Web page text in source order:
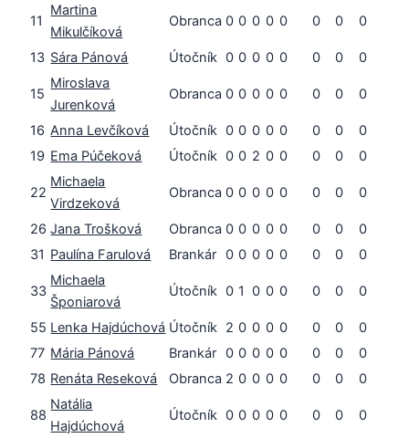
11
Martina
Mikulčíková
Obranca 0 0 0 0 0 0 0 0
13 Sára Pánová Útočník 0 0 0 0 0 0 0 0
15
Miroslava
Jurenková
Obranca 0 0 0 0 0 0 0 0
16 Anna Levčíková Útočník 0 0 0 0 0 0 0
0
19 Ema Púčeková Útočník 0 0 2 0 0 0 0 0
22
Michaela
Virdzeková
Obranca 0 0 0 0 0 0 0 0
26 Jana Trošková Obranca 0 0 0 0 0 0 0
0
31 Paulína Farulová Brankár 0 0 0 0 0 0 0 0
33
Michaela
Šponiarová
Útočník 0 1 0 0 0 0 0 0
55 Lenka Hajdúchová Útočník 2 0 0 0 0 0 0
0
77 Mária Pánová Brankár 0 0 0 0 0 0 0
0
78 Renáta Reseková Obranca 2 0 0 0 0 0 0 0
88
Natália
Hajdúchová
Útočník 0 0 0 0 0 0 0 0